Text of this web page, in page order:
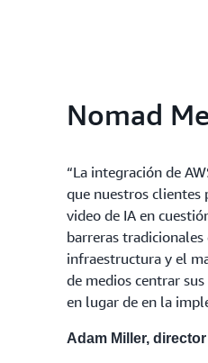
Nomad
“La integración de
que nuestros clientes
video de IA en
barreras
infraestructura y el
de medios centrar
en lugar de en la
Adam Miller,